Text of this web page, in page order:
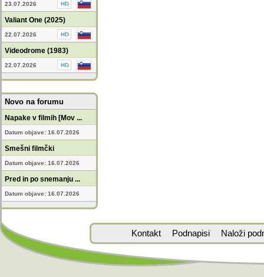
23.07.2026
Valiant One (2025)
22.07.2026
Videodrome (1983)
22.07.2026
Novo na forumu
Napake v filmih [Mov ...
Datum objave: 16.07.2026
Smešni filmčki
Datum objave: 16.07.2026
Pred in po snemanju ...
Datum objave: 16.07.2026
Kontakt Podnapisi Naloži